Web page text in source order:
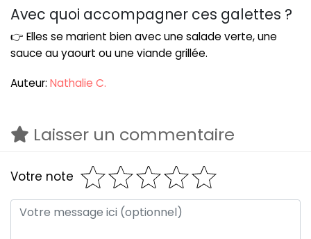
Avec quoi accompagner ces galettes ?
👉 Elles se marient bien avec une salade verte, une
sauce au yaourt ou une viande grillée.
Auteur: Nathalie C.
Laisser un commentaire
Votre note